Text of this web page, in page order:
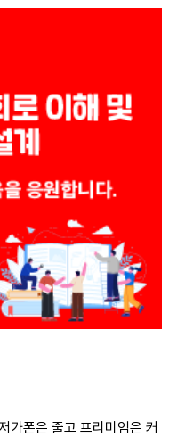
가폰은 줄고 프리미엄은 커